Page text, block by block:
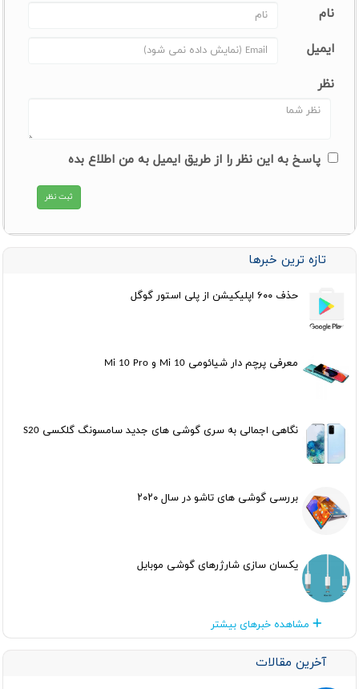
نام
ایمیل
نظر
پاسخ به این نظر را از طریق ایمیل به من اطلاع بده
تازه ترین خبرها
حذف ۶۰۰ اپلیکیشن از پلی استور گوگل
معرفی پرچم دار شیائومی Mi 10 و Mi 10 Pro
نگاهی اجمالی به سری گوشی های جدید سامسونگ گلکسی S20
بررسی گوشی های تاشو در سال ۲۰۲۰
یکسان سازی شارژرهای گوشی موبایل
مشاهده خبرهای بیشتر
آخرین مقالات